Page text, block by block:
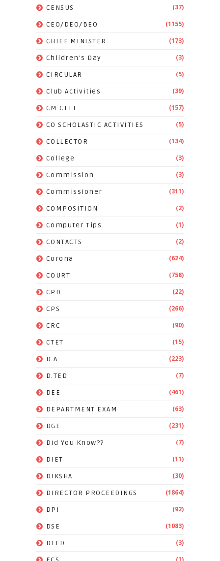
CENSUS (37)
CEO/DEO/BEO (1155)
CHIEF MINISTER (173)
Children's Day (3)
CIRCULAR (5)
Club Activities (39)
CM CELL (157)
CO SCHOLASTIC ACTIVITIES (5)
COLLECTOR (134)
College (3)
Commission (3)
Commissioner (311)
COMPOSITION (2)
Computer Tips (1)
CONTACTS (2)
Corona (624)
COURT (758)
CPD (22)
CPS (266)
CRC (90)
CTET (15)
D.A (223)
D.TED (7)
DEE (461)
DEPARTMENT EXAM (63)
DGE (231)
Did You Know?? (7)
DIET (11)
DIKSHA (30)
DIRECTOR PROCEEDINGS (1864)
DPI (92)
DSE (1083)
DTED (3)
(1)